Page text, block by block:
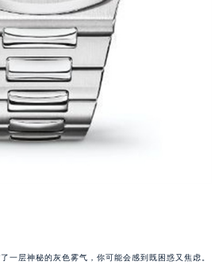
一层神秘的灰色雾气，你可能会感到既困惑又焦虑。